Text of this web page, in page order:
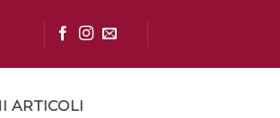
ARTICOLI